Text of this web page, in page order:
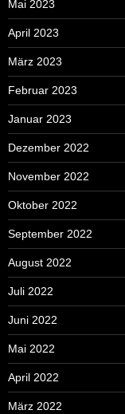
Mai 2023
April 2023
März 2023
Februar 2023
Januar 2023
Dezember 2022
November 2022
Oktober 2022
September 2022
August 2022
Juli 2022
Juni 2022
Mai 2022
April 2022
März 2022